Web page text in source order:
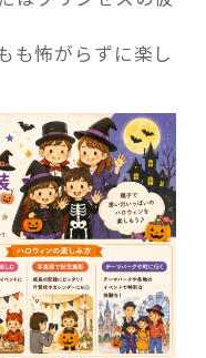
も怖がらずに楽し